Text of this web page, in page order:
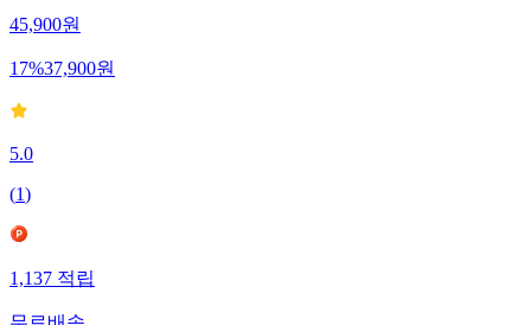
45,900원
17%37,900원
5.0
(1)
1,137적립